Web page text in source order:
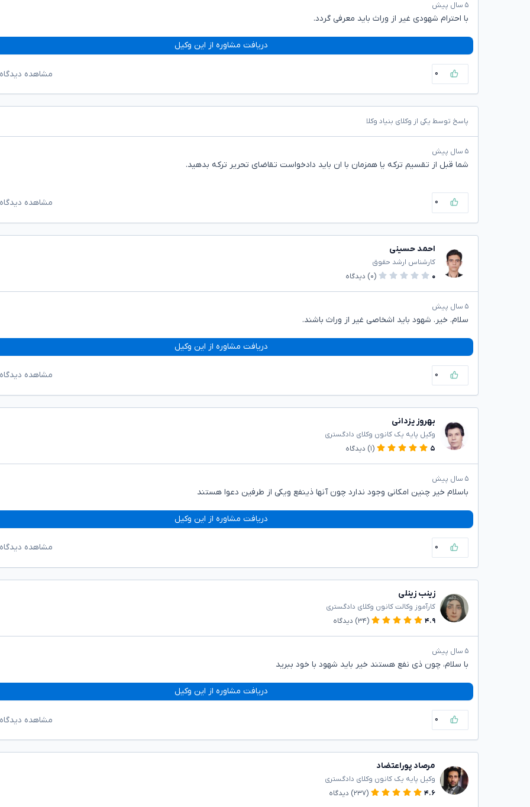
۵ سال پیش
با احترام شهودی غیر از وراث باید معرفی گردد.
دریافت مشاوره از این وکیل
۰ مشاهده
پاسخ توسط یکی از وکلای بنیاد وکلا
۵ سال پیش
شما قبل از تقسیم ترکه یا همزمان با ان باید دادخواست تقاضای تحریر ترکه بدهید.
۰ مشاهده
احمد حسینی
کارشناس ارشد حقوق
۰
(۰) دیدگاه
۵ سال پیش
سلام. خیر. شهود باید اشخاصی غیر از وراث باشند.
دریافت مشاوره از این وکیل
۰ مشاهده
بهروز یزدانی
وکیل پایه یک کانون وکلای دادگستری
۵
(۱) دیدگاه
۵ سال پیش
باسلام خیر چنین امکانی وجود ندارد چون آنها ذینفع ویکی از طرفین دعوا هستند
دریافت مشاوره از این وکیل
۰ مشاهده
زینب زینلی
کارآموز وکالت کانون وکلای دادگستری
۴.۹
(۳۴) دیدگاه
۵ سال پیش
با سلام، چون ذی نفع هستند خیر باید شهود با خود ببرید
دریافت مشاوره از این وکیل
۰ مشاهده
مرصاد پوراعتضاد
وکیل پایه یک کانون وکلای دادگستری
۴.۶
(۲۳۷) دیدگاه